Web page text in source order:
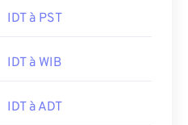
IDT à PST
IDT à WIB
IDT à ADT